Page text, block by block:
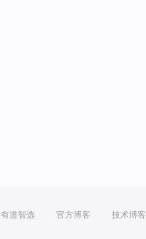
有道智选 官方博客 技术博客